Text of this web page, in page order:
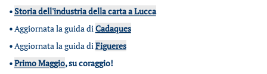
•Storia dell'industria della carta a Lucca
•Aggiornata la guida diCadaques
•Aggiornata la guida diFigueres
•Primo Maggio, su coraggio!